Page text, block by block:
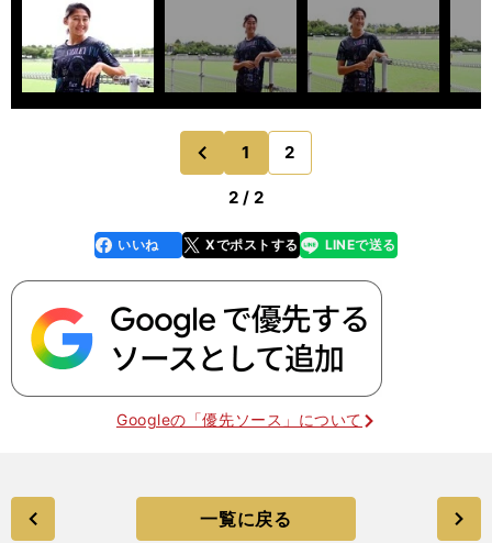
前
1 2
2 / 2
faceboo
k
いいね Xでポストする
line LINEで送る
Googleの「優先ソース」について
一覧に戻る